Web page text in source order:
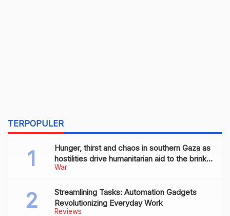
TERPOPULER
War
Hunger, thirst and chaos in southern Gaza as
hostilities drive humanitarian aid to the brink
of collapse
Reviews
Streamlining Tasks: Automation Gadgets
Revolutionizing Everyday Work